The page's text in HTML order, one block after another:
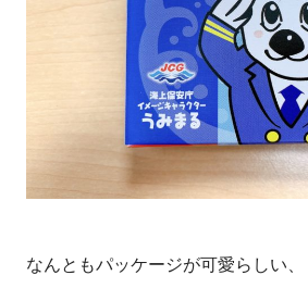
なんともパッケージが可愛らしい、